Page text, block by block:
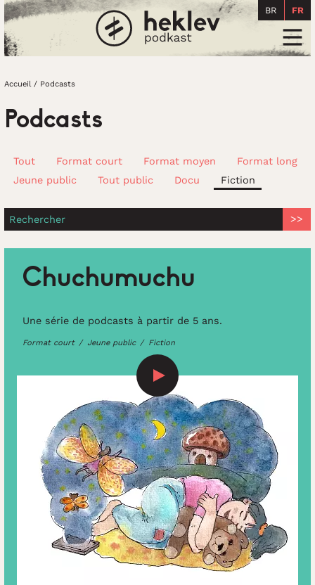
Accueil
BR FR
Accueil/ Podcasts
Podcasts
Tout Format court Format moyen
Format long
Jeune public
Tout public Docu Fiction
Rechercher
Chuchumuchu
Une série de podcasts à partir de 5 ans.
Format court Jeune public Fiction